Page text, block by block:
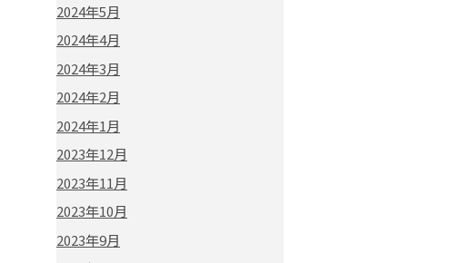
2024年5月
2024年4月
2024年3月
2024年2月
2024年1月
2023年12月
2023年11月
2023年10月
2023年9月